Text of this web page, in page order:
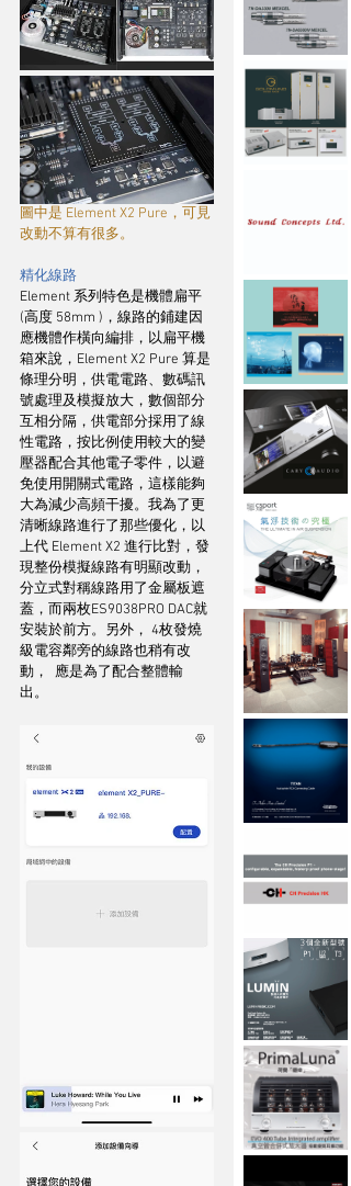
圖中是 Element X2 Pure，可見
改動不算有很多。
精化線路
Element 系列特色是機體扁平
(高度 58mm )，線路的鋪建因
應機體作橫向編排，以扁平機
箱來說，Element X2 Pure 算是
條理分明，供電電路、數碼訊
號處理及模擬放大，數個部分
互相分隔，供電部分採用了線
性電路，按比例使用較大的變
壓器配合其他電子零件，以避
免使用開關式電路，這樣能夠
大為減少高頻干擾。我為了更
清晰線路進行了那些優化，以
上代 Element X2 進行比對，發
現整份模擬線路有明顯改動，
分立式對稱線路用了金屬板遮
蓋，而兩枚ES9038PRO DAC就
安裝於前方。另外， 4枚發燒
級電容鄰旁的線路也稍有改
動，  應是為了配合整體輸
出。